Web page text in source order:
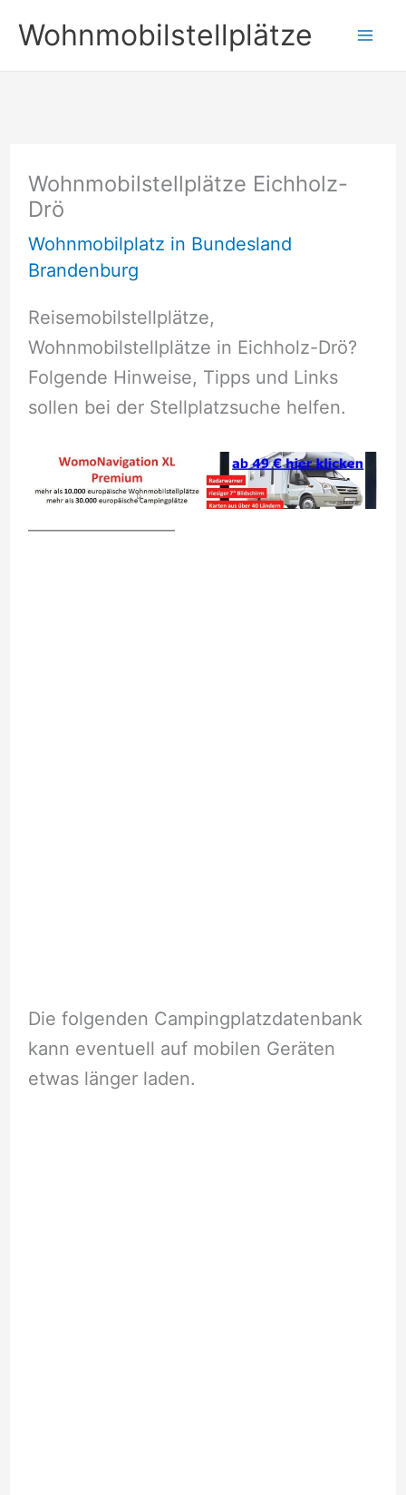
Inhalt
springen
Wohnmobilstellplätze
Wohnmobilstellplätze Eichholz-
Drö
Wohnmobilplatz in Bundesland
Brandenburg
Reisemobilstellplätze,
Wohnmobilstellplätze in Eichholz-Drö?
Folgende Hinweise, Tipps und Links
sollen bei der Stellplatzsuche helfen.
Die folgenden Campingplatzdatenbank
kann eventuell auf mobilen Geräten
etwas länger laden.